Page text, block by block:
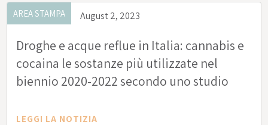
AREA STAMPA August 2, 2023
Droghe e acque reflue in Italia: cannabis e
cocaina le sostanze più utilizzate nel
biennio 2020-2022 secondo uno studio
LEGGI LA NOTIZIA